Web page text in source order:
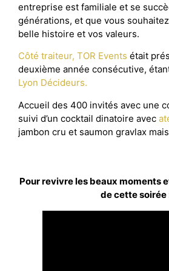
entreprise est familiale et se
générations, et que vous
belle histoire et vos valeurs.
Côté traiteur, TOR Events était
deuxième année consécutive,
Lyon Décideurs.
Accueil des 400 invités avec une
suivi d’un cocktail dinatoire avec
jambon cru et saumon gravlax
Pour revivre les beaux moments
de cette soirée